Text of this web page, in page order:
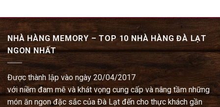
NHÀ HÀNG MEMORY – TOP 10 NHÀ HÀNG ĐÀ LẠT
NGON NHẤT
Được thành lập vào ngày 20/04/2017
với niềm đam mê và khát vọng cung cấp và nâng tầm những
món ăn ngon đặc sắc của Đà Lạt đến cho thực khách gần